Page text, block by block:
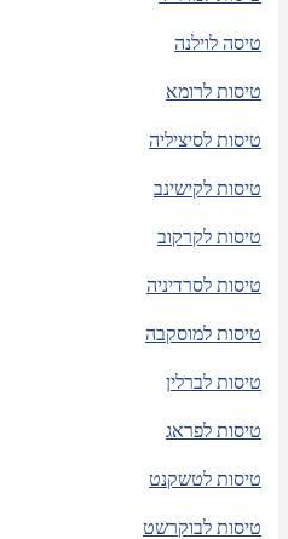
טיסה לוילנה
טיסות לרומא
טיסות לסיציליה
טיסות לקישינב
טיסות לקרקוב
טיסות לסרדיניה
טיסות למוסקבה
טיסות לברלין
טיסות לפראג
טיסות לטשקנט
טיסות לבוקרשט